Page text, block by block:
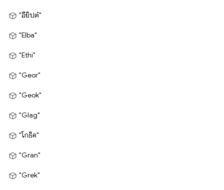
"อียิปต์"
"Elba"
"Ethi"
"Geor"
"Geok"
"Glag"
"โกธิค"
"Gran"
"Grek"